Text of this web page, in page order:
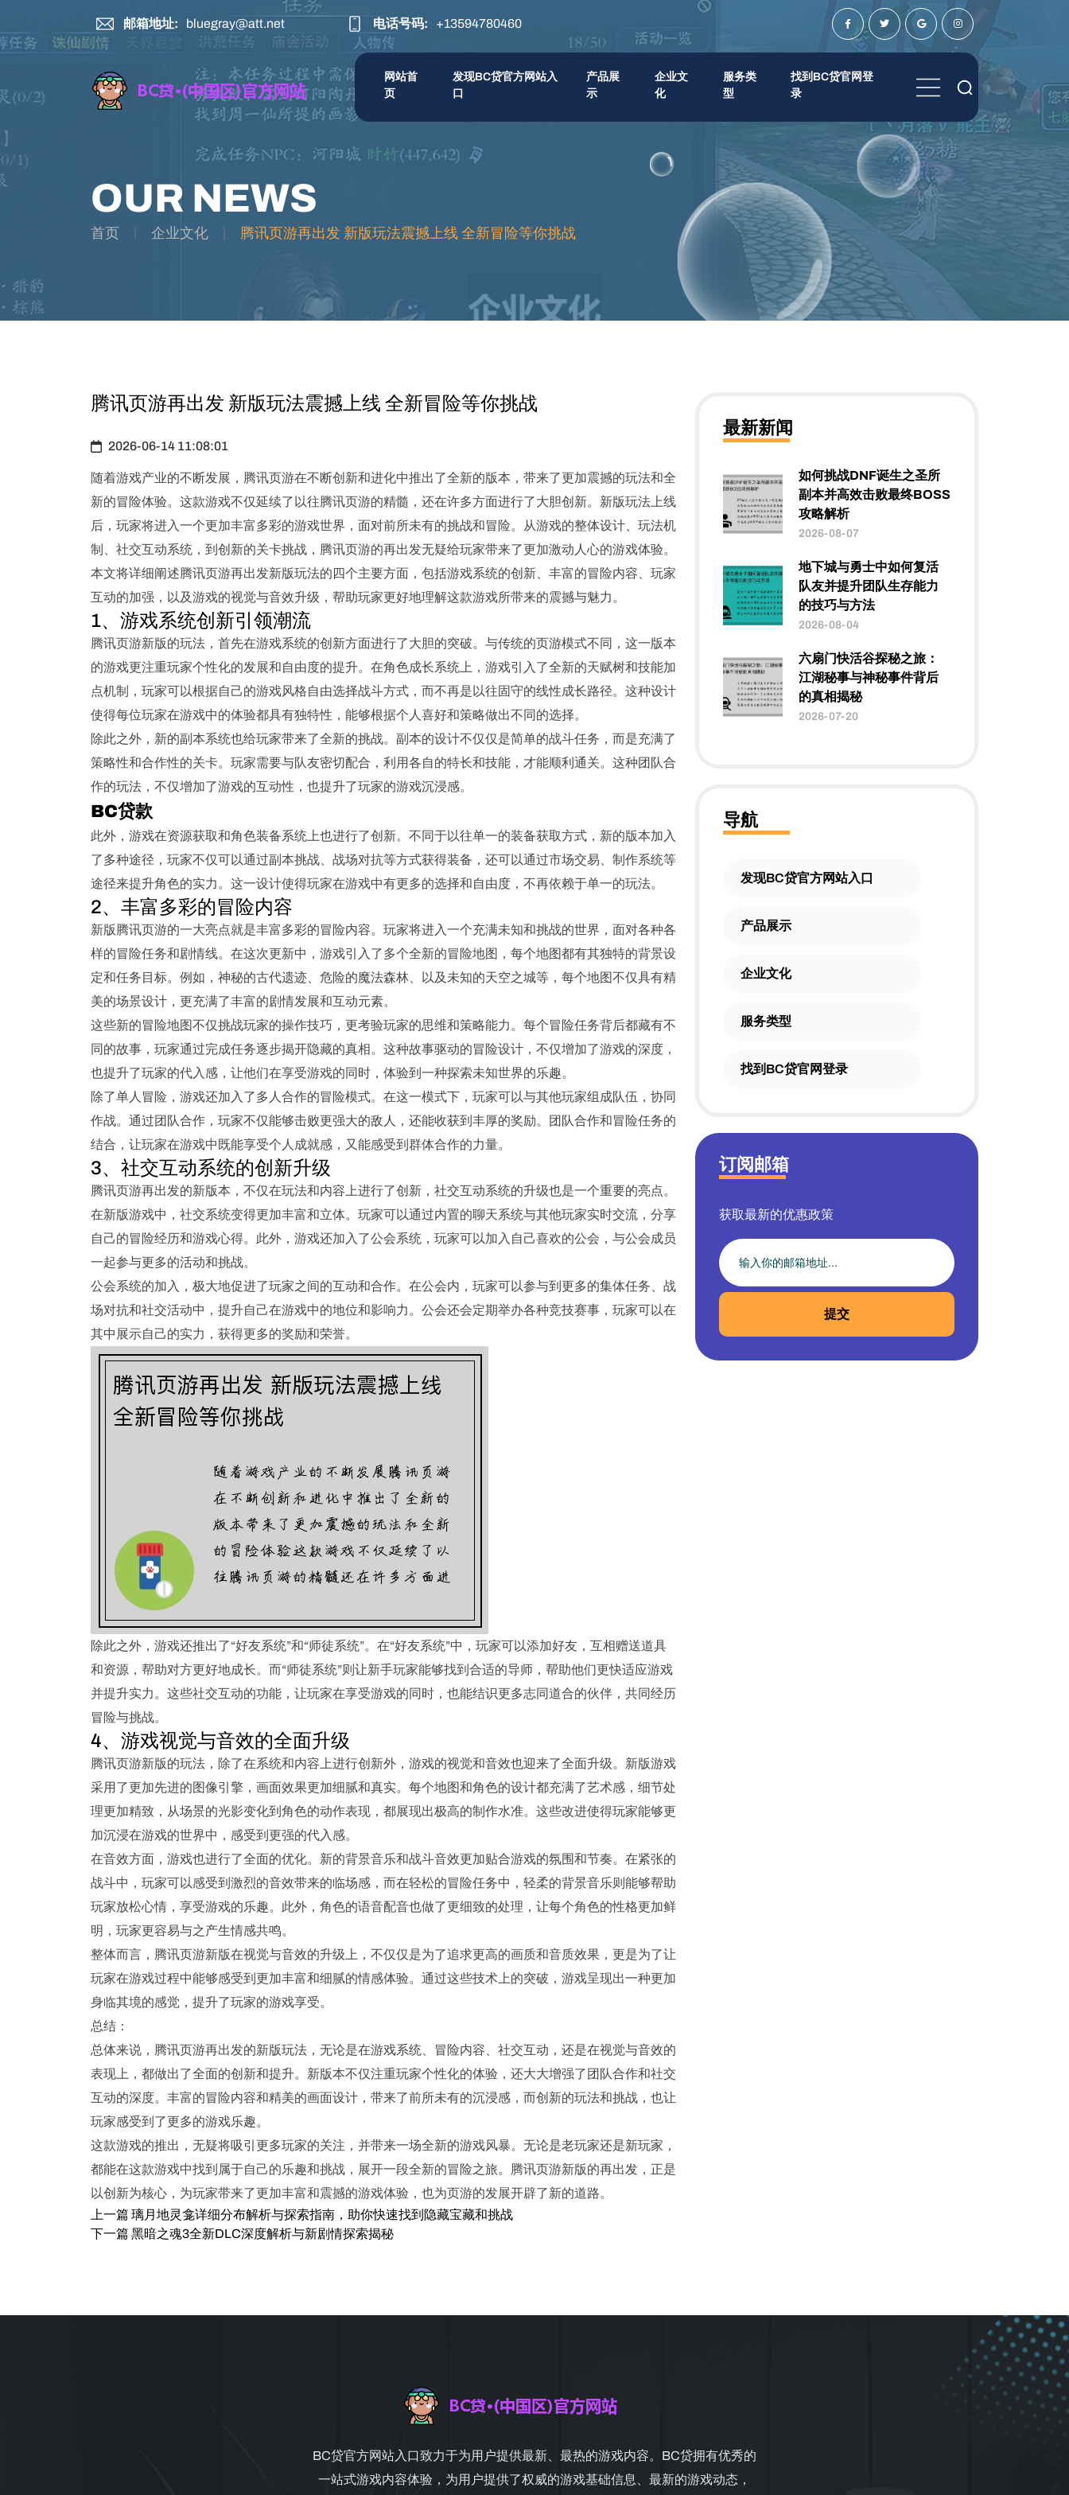
邮箱地址: bluegray@att.net 电话号码: +13594780460
网站首
页
发现BC贷官方网站入
口
产品展
示
企业文
化
服务类
型
找到BC贷官网登
录
OUR NEWS
首页 企业文化 腾讯页游再出发 新版玩法震撼上线 全新冒险等你挑战
腾讯页游再出发 新版玩法震撼上线 全新冒险等你挑战
2026-06-14 11:08:01
随着游戏产业的不断发展，腾讯页游在不断创新和进化中推出了全新的版本，带来了更加震撼的玩法和全
新的冒险体验。这款游戏不仅延续了以往腾讯页游的精髓，还在许多方面进行了大胆创新。新版玩法上线
后，玩家将进入一个更加丰富多彩的游戏世界，面对前所未有的挑战和冒险。从游戏的整体设计、玩法机
制、社交互动系统，到创新的关卡挑战，腾讯页游的再出发无疑给玩家带来了更加激动人心的游戏体验。
本文将详细阐述腾讯页游再出发新版玩法的四个主要方面，包括游戏系统的创新、丰富的冒险内容、玩家
互动的加强，以及游戏的视觉与音效升级，帮助玩家更好地理解这款游戏所带来的震撼与魅力。
1、游戏系统创新引领潮流
腾讯页游新版的玩法，首先在游戏系统的创新方面进行了大胆的突破。与传统的页游模式不同，这一版本
的游戏更注重玩家个性化的发展和自由度的提升。在角色成长系统上，游戏引入了全新的天赋树和技能加
点机制，玩家可以根据自己的游戏风格自由选择战斗方式，而不再是以往固守的线性成长路径。这种设计
使得每位玩家在游戏中的体验都具有独特性，能够根据个人喜好和策略做出不同的选择。
除此之外，新的副本系统也给玩家带来了全新的挑战。副本的设计不仅仅是简单的战斗任务，而是充满了
策略性和合作性的关卡。玩家需要与队友密切配合，利用各自的特长和技能，才能顺利通关。这种团队合
作的玩法，不仅增加了游戏的互动性，也提升了玩家的游戏沉浸感。
BC贷款
此外，游戏在资源获取和角色装备系统上也进行了创新。不同于以往单一的装备获取方式，新的版本加入
了多种途径，玩家不仅可以通过副本挑战、战场对抗等方式获得装备，还可以通过市场交易、制作系统等
途径来提升角色的实力。这一设计使得玩家在游戏中有更多的选择和自由度，不再依赖于单一的玩法。
2、丰富多彩的冒险内容
新版腾讯页游的一大亮点就是丰富多彩的冒险内容。玩家将进入一个充满未知和挑战的世界，面对各种各
样的冒险任务和剧情线。在这次更新中，游戏引入了多个全新的冒险地图，每个地图都有其独特的背景设
定和任务目标。例如，神秘的古代遗迹、危险的魔法森林、以及未知的天空之城等，每个地图不仅具有精
美的场景设计，更充满了丰富的剧情发展和互动元素。
这些新的冒险地图不仅挑战玩家的操作技巧，更考验玩家的思维和策略能力。每个冒险任务背后都藏有不
同的故事，玩家通过完成任务逐步揭开隐藏的真相。这种故事驱动的冒险设计，不仅增加了游戏的深度，
也提升了玩家的代入感，让他们在享受游戏的同时，体验到一种探索未知世界的乐趣。
除了单人冒险，游戏还加入了多人合作的冒险模式。在这一模式下，玩家可以与其他玩家组成队伍，协同
作战。通过团队合作，玩家不仅能够击败更强大的敌人，还能收获到丰厚的奖励。团队合作和冒险任务的
结合，让玩家在游戏中既能享受个人成就感，又能感受到群体合作的力量。
3、社交互动系统的创新升级
腾讯页游再出发的新版本，不仅在玩法和内容上进行了创新，社交互动系统的升级也是一个重要的亮点。
在新版游戏中，社交系统变得更加丰富和立体。玩家可以通过内置的聊天系统与其他玩家实时交流，分享
自己的冒险经历和游戏心得。此外，游戏还加入了公会系统，玩家可以加入自己喜欢的公会，与公会成员
一起参与更多的活动和挑战。
公会系统的加入，极大地促进了玩家之间的互动和合作。在公会内，玩家可以参与到更多的集体任务、战
场对抗和社交活动中，提升自己在游戏中的地位和影响力。公会还会定期举办各种竞技赛事，玩家可以在
其中展示自己的实力，获得更多的奖励和荣誉。
除此之外，游戏还推出了“好友系统”和“师徒系统”。在“好友系统”中，玩家可以添加好友，互相赠送道具
和资源，帮助对方更好地成长。而“师徒系统”则让新手玩家能够找到合适的导师，帮助他们更快适应游戏
并提升实力。这些社交互动的功能，让玩家在享受游戏的同时，也能结识更多志同道合的伙伴，共同经历
冒险与挑战。
4、游戏视觉与音效的全面升级
腾讯页游新版的玩法，除了在系统和内容上进行创新外，游戏的视觉和音效也迎来了全面升级。新版游戏
采用了更加先进的图像引擎，画面效果更加细腻和真实。每个地图和角色的设计都充满了艺术感，细节处
理更加精致，从场景的光影变化到角色的动作表现，都展现出极高的制作水准。这些改进使得玩家能够更
加沉浸在游戏的世界中，感受到更强的代入感。
在音效方面，游戏也进行了全面的优化。新的背景音乐和战斗音效更加贴合游戏的氛围和节奏。在紧张的
战斗中，玩家可以感受到激烈的音效带来的临场感，而在轻松的冒险任务中，轻柔的背景音乐则能够帮助
玩家放松心情，享受游戏的乐趣。此外，角色的语音配音也做了更细致的处理，让每个角色的性格更加鲜
明，玩家更容易与之产生情感共鸣。
整体而言，腾讯页游新版在视觉与音效的升级上，不仅仅是为了追求更高的画质和音质效果，更是为了让
玩家在游戏过程中能够感受到更加丰富和细腻的情感体验。通过这些技术上的突破，游戏呈现出一种更加
身临其境的感觉，提升了玩家的游戏享受。
总结：
总体来说，腾讯页游再出发的新版玩法，无论是在游戏系统、冒险内容、社交互动，还是在视觉与音效的
表现上，都做出了全面的创新和提升。新版本不仅注重玩家个性化的体验，还大大增强了团队合作和社交
互动的深度。丰富的冒险内容和精美的画面设计，带来了前所未有的沉浸感，而创新的玩法和挑战，也让
玩家感受到了更多的游戏乐趣。
这款游戏的推出，无疑将吸引更多玩家的关注，并带来一场全新的游戏风暴。无论是老玩家还是新玩家，
都能在这款游戏中找到属于自己的乐趣和挑战，展开一段全新的冒险之旅。腾讯页游新版的再出发，正是
以创新为核心，为玩家带来了更加丰富和震撼的游戏体验，也为页游的发展开辟了新的道路。
上一篇 璃月地灵龛详细分布解析与探索指南，助你快速找到隐藏宝藏和挑战
下一篇 黑暗之魂3全新DLC深度解析与新剧情探索揭秘
最新新闻
如何挑战DNF诞生之圣所
副本并高效击败最终BOSS
攻略解析
2026-08-07
地下城与勇士中如何复活
队友并提升团队生存能力
的技巧与方法
2026-08-04
六扇门快活谷探秘之旅：
江湖秘事与神秘事件背后
的真相揭秘
2026-07-20
导航
发现BC贷官方网站入口
产品展示
企业文化
服务类型
找到BC贷官网登录
订阅邮箱
获取最新的优惠政策
提交
BC贷官方网站入口致力于为用户提供最新、最热的游戏内容。BC贷拥有优秀的
一站式游戏内容体验，为用户提供了权威的游戏基础信息、最新的游戏动态，